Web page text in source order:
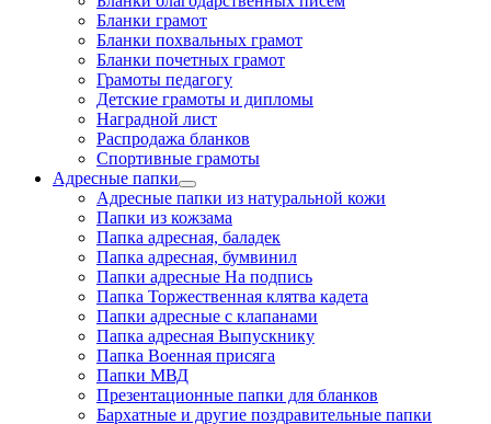
Бланки грамот
Бланки похвальных грамот
Бланки почетных грамот
Грамоты педагогу
Детские грамоты и дипломы
Наградной лист
Распродажа бланков
Спортивные грамоты
Адресные папки
Адресные папки из натуральной кожи
Папки из кожзама
Папка адресная, баладек
Папка адресная, бумвинил
Папки адресные На подпись
Папка Торжественная клятва кадета
Папки адресные с клапанами
Папка адресная Выпускнику
Папка Военная присяга
Папки МВД
Презентационные папки для бланков
Бархатные и другие поздравительные папки